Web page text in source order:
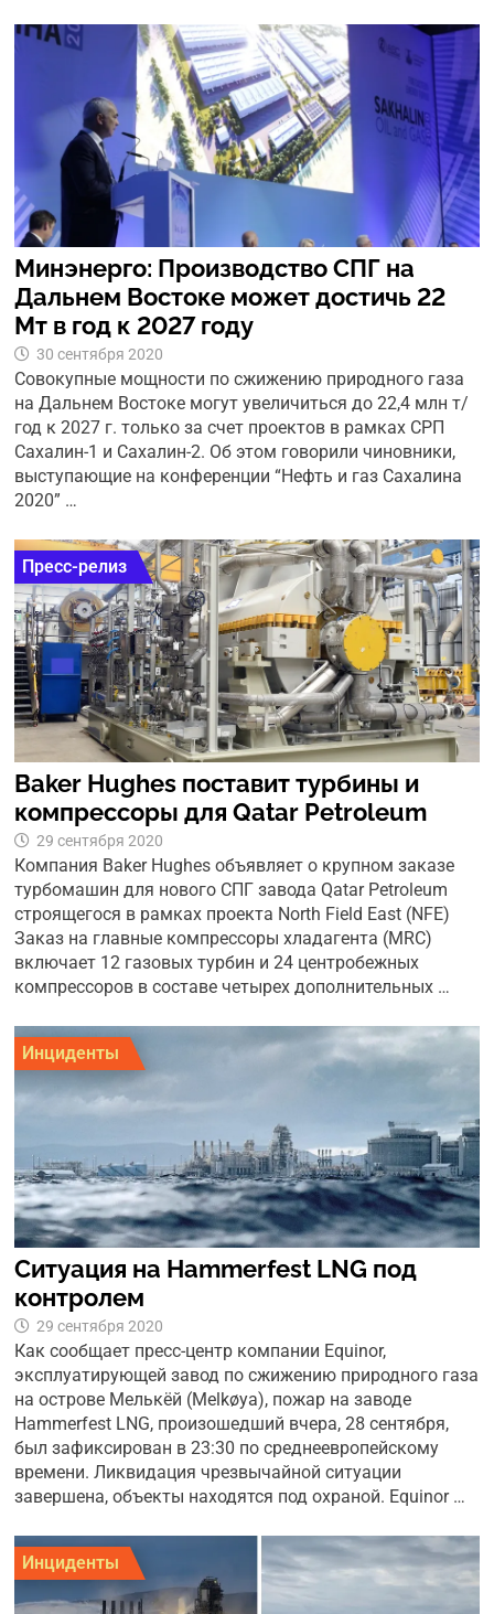
Минэнерго: Производство СПГ на
Дальнем Востоке может достичь 22
Мт в год к 2027 году
30 сентября 2020
Совокупные мощности по сжижению природного газа
на Дальнем Востоке могут увеличиться до 22,4 млн т/
год к 2027 г. только за счет проектов в рамках СРП
Сахалин-1 и Сахалин-2. Об этом говорили чиновники,
выступающие на конференции “Нефть и газ Сахалина
2020” …
Пресс-релиз
Baker Hughes поставит турбины и
компрессоры для Qatar Petroleum
29 сентября 2020
Компания Baker Hughes объявляет о крупном заказе
турбомашин для нового СПГ завода Qatar Petroleum
строящегося в рамках проекта North Field East (NFE)
Заказ на главные компрессоры хладагента (MRC)
включает 12 газовых турбин и 24 центробежных
компрессоров в составе четырех дополнительных …
Инциденты
Ситуация на Hammerfest LNG под
контролем
29 сентября 2020
Как сообщает пресс-центр компании Equinor,
эксплуатирующей завод по сжижению природного газа
на острове Мелькёй (Melkøya), пожар на заводе
Hammerfest LNG, произошедший вчера, 28 сентября,
был зафиксирован в 23:30 по среднеевропейскому
времени. Ликвидация чрезвычайной ситуации
завершена, объекты находятся под охраной. Equinor …
Инциденты